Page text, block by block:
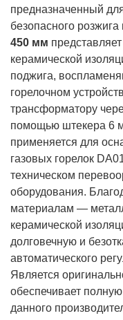
предназначенный
безопасного
450 мм
керамической
поджига,
горелочном
трансформатору
помощью штекера 6
применяется для
газовых горелок
техническом
оборудования.
материалам —
керамической
долговечную и
автоматического
Является
обеспечивает
данного